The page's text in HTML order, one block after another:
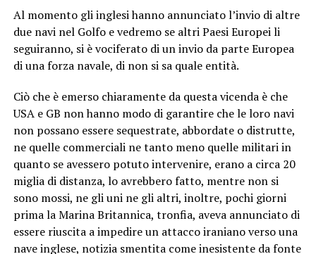
Al momento gli inglesi hanno annunciato l’invio di altre
due navi nel Golfo e vedremo se altri Paesi Europei li
seguiranno, si è vociferato di un invio da parte Europea
di una forza navale, di non si sa quale entità.
Ciò che è emerso chiaramente da questa vicenda è che
USA e GB non hanno modo di garantire che le loro navi
non possano essere sequestrate, abbordate o distrutte,
ne quelle commerciali ne tanto meno quelle militari in
quanto se avessero potuto intervenire, erano a circa 20
miglia di distanza, lo avrebbero fatto, mentre non si
sono mossi, ne gli uni ne gli altri, inoltre, pochi giorni
prima la Marina Britannica, tronfia, aveva annunciato di
essere riuscita a impedire un attacco iraniano verso una
nave inglese, notizia smentita come inesistente da fonte